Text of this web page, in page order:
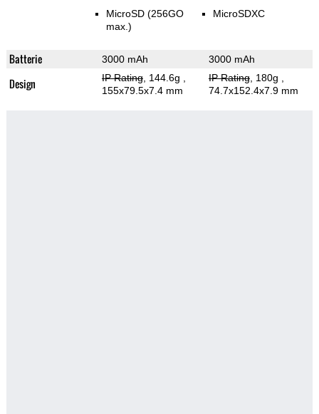
MicroSD (256GO
max.)
MicroSDXC
Batterie 3000 mAh 3000 mAh
Design IP Rating, 144.6g
155x79.5x7.4 mm
IP Rating, 180g
74.7x152.4x7.9 mm